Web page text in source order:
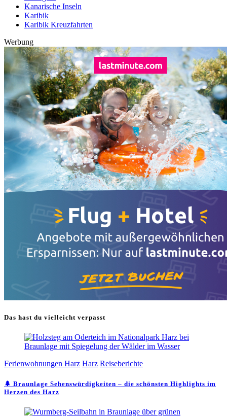
Kanarische Inseln
Karibik
Karibik Kreuzfahrten
Werbung
Das hast du vielleicht verpasst
Ferienwohnungen Harz Harz Reiseberichte
🌲 Braunlage Sehenswürdigkeiten – die schönsten Highlights im
Herzen des Harz